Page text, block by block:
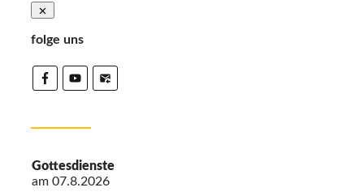
folge uns
Gottesdienste
am 07.8.2026